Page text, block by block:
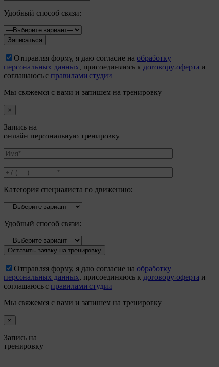
Удобный способ связи:
Отправляя форму, я даю согласие на обработку
персональных данных, присоединяюсь к договору-оферта и
соглашаюсь с правилами студии
Мы свяжемся с вами и запишем на тренировку
×
Запись на
онлайн персональную тренировку
Категория специалиста по движению:
Удобный способ связи:
Отправляя форму, я даю согласие на обработку
персональных данных, присоединяюсь к договору-оферта и
соглашаюсь с правилами студии
Мы свяжемся с вами и запишем на тренировку
×
Запись на
тренировку